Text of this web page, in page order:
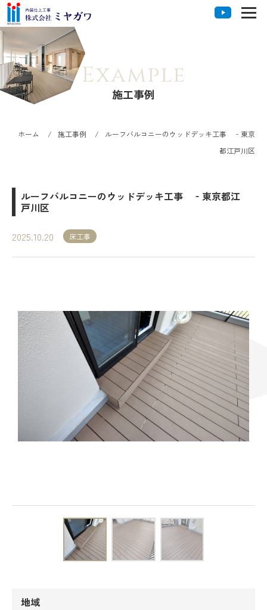
Example
施工事例
ホーム 施工事例
ルーフバルコニーのウッドデッキ工事 ‐東京
都江戸川区
ルーフバルコニーのウッドデッキ工事 ‐東京都江
戸川区
2025.10.20 床工事
地域